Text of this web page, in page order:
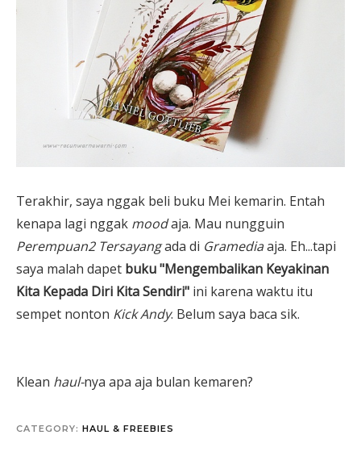
Terakhir, saya nggak beli buku Mei kemarin. Entah
kenapa lagi nggak moodaja. Mau nungguin
Perempuan2 Tersayangada di Gramediaaja. Eh...tapi
saya malah dapet buku "Mengembalikan Keyakinan
Kita Kepada Diri Kita Sendiri" ini karena waktu itu
sempet nonton Kick Andy. Belum saya baca sik.
Klean haul-nya apa aja bulan kemaren?
CATEGORY: HAUL & FREEBIES